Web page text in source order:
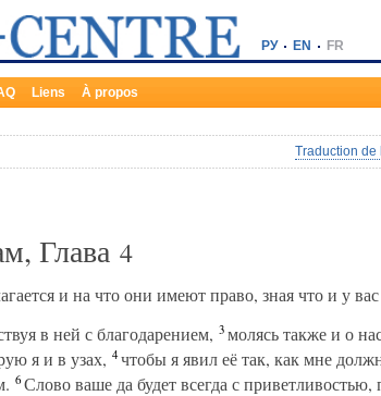
РУ EN FR
Liens À propos
Traduction de
Глава 4
и на что они имеют право, зная что и у
в ней с благодарением, 3молясь также и о
я и в узах, 4чтобы я явил её так, как мне
6Слово ваше да будет всегда с